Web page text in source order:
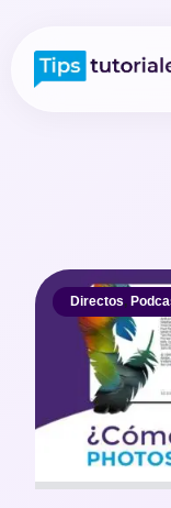
Directos,